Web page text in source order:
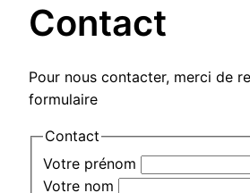
Contact
Pour nous contacter, merci de
formulaire
Contact
Votre prénom
Votre nom